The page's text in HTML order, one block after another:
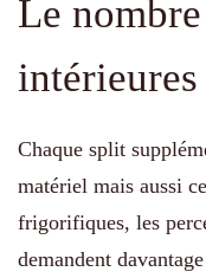
Le
intérieures
Chaque split
matériel mais aussi
frigorifiques, les
demandent